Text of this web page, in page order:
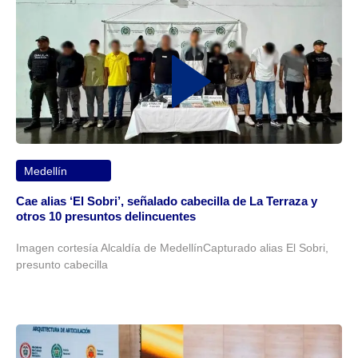
Medellín
Cae alias ‘El Sobri’, señalado cabecilla de La Terraza y
otros 10 presuntos delincuentes
Imagen cortesía Alcaldía de MedellínCapturado alias El Sobri,
presunto cabecilla